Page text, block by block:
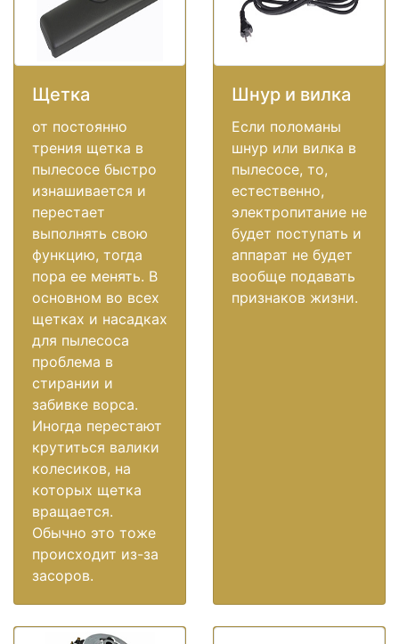
Щетка
от постоянно
трения щетка в
пылесосе быстро
изнашивается и
перестает
выполнять свою
функцию, тогда
пора ее менять. В
основном во всех
щетках и насадках
для пылесоса
проблема в
стирании и
забивке ворса.
Иногда перестают
крутиться валики
колесиков, на
которых щетка
вращается.
Обычно это тоже
происходит из-за
засоров.
Шнур и вилка
Если поломаны
шнур или вилка в
пылесосе, то,
естественно,
электропитание не
будет поступать и
аппарат не будет
вообще подавать
признаков жизни.